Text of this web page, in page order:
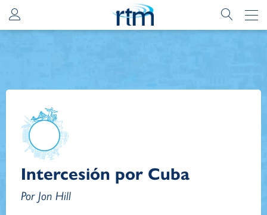
Intercesión por Cuba
Por Jon Hill